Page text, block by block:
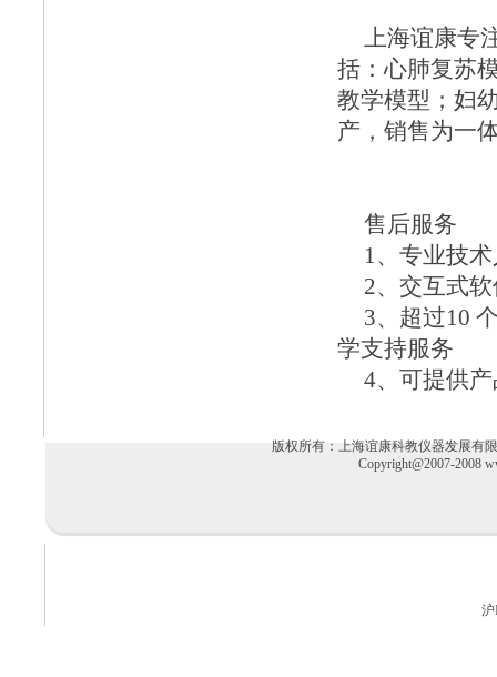
上海谊康专
括：心肺复苏
教学模型 ； 妇
产，销售为一
售后服务
1、专业技
2、交互式
3、超过10
学支持服务
4、可提供
版权所有：上海谊康科教仪器发展有限
Copyright@2007-2008
沪